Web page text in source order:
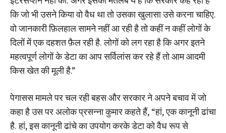
कि जो भी उसने किया वो वैध था तो उसका खुलासा उसे करना चाहिए.
वो जानकारी फ़िलहाल सामने नहीं आ रही है तो कहीं न कहीं लोगों के
दिलों में एक दहशत फ़ैल रही है. लोगों को लग रहा है कि अगर इतने
महत्वपूर्ण लोगों के डेटा का आप सर्विलांस कर रहे हैं तो आम आदमी
किस खेत की मूली है.”
पेगासस मामले पर चल रही बहस और सरकार ने अपने बचाव में जो
कहा है उस पर अलोक प्रसन्ना कुमार कहते हैं, “हां, एक कानूनी ढांचा
है. हां, इस कानूनी ढांचे का उपयोग करके डेटा को वैध रूप से